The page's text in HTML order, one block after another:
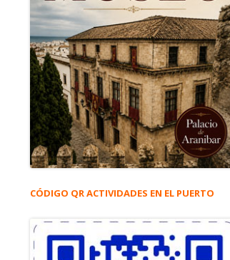
CÓDIGO QR ACTIVIDADES EN EL PUERTO